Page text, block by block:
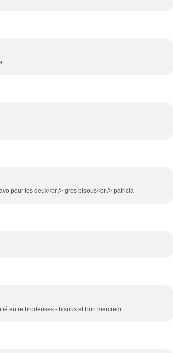
pour les deux<br /> gros bisous<br /> patricia
entre brodeuses - bisous et bon mercredi.